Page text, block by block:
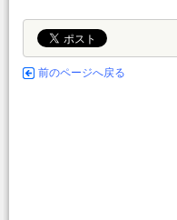
前のページへ戻る